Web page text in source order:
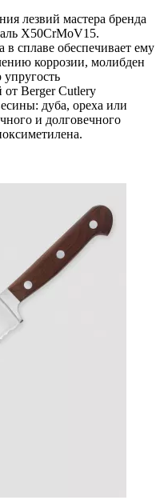
лезвий мастера бренда
X50CrMoV15.
сплаве обеспечивает ему
коррозии, молибден
от Berger Cutlery
дуба, ореха или
и долговечного